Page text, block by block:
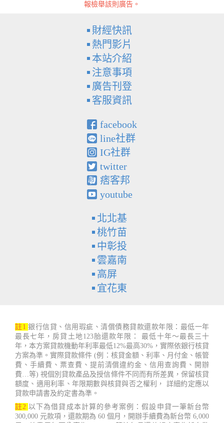
報檢舉該則廣告。
財經快訊
熱門影片
本站介紹
注意事項
廣告刊登
客服資訊
facebook
line社群
IG社群
twitter
痞客邦
youtube
北北基
桃竹苗
中彰投
雲嘉南
高屏
宜花東
註1 銀行信貸、信用瑕疵、清償債務貸款還款年限：最低一年
最長七年，房貸土地123胎還款年限： 最低十年～最長三十
年，本方案貸款機動年利率最低12%最高30%，實際依銀行核貸
方案為準。實際貸款條件 (例：核貸金額、利率、月付金、帳管
費、手續費、票查費、提前清償違約金、信用查詢費、開辦
費…等) 視個別貸款產品及授信條件不同而有所差異，保留核貸
額度、適用利率、年限期數與核貸與否之權利， 詳細約定應以
貸款申請書及約定書為準。
註2 以下為借貸成本計算的參考案例：假設申貸一筆新台幣
300,000 元款項，還款期為 60 個月，開辦手續費為新台幣 6,000